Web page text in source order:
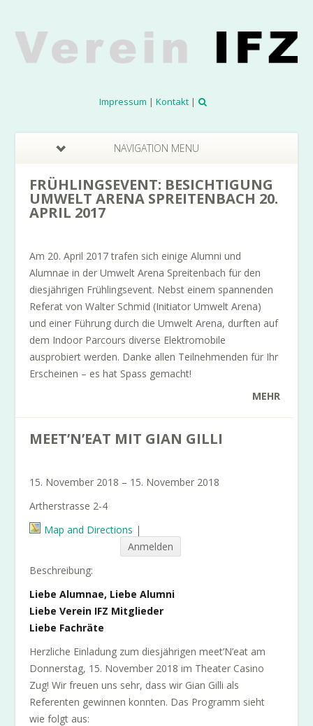
Impressum | Kontakt |
NAVIGATION MENU
FRÜHLINGSEVENT: BESICHTIGUNG
UMWELT ARENA SPREITENBACH 20.
APRIL 2017
Am 20. April 2017 trafen sich einige Alumni und
Alumnae in der Umwelt Arena Spreitenbach für den
diesjährigen Frühlingsevent. Nebst einem spannenden
Referat von Walter Schmid (Initiator Umwelt Arena)
und einer Führung durch die Umwelt Arena, durften auf
dem Indoor Parcours diverse Elektromobile
ausprobiert werden. Danke allen Teilnehmenden für Ihr
Erscheinen – es hat Spass gemacht!
MEHR
MEET’N’EAT MIT GIAN GILLI
15. November 2018 – 15. November 2018
Artherstrasse 2-4
Map and Directions |
Anmelden
Beschreibung:
Liebe Alumnae, Liebe Alumni
Liebe Verein IFZ Mitglieder
Liebe Fachräte
Herzliche Einladung zum diesjährigen meet’N’eat am
Donnerstag, 15. November 2018 im Theater Casino
Zug! Wir freuen uns sehr, dass wir Gian Gilli als
Referenten gewinnen konnten. Das Programm sieht
wie folgt aus: